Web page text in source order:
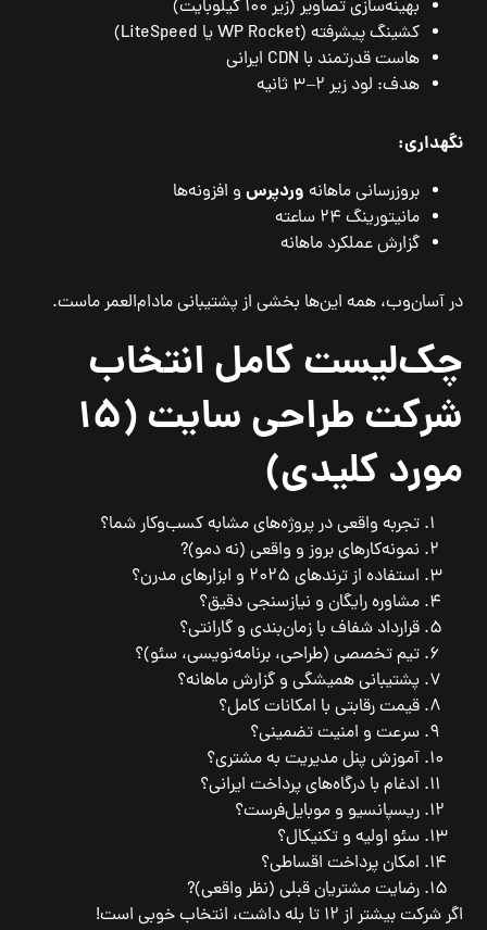
بهینه‌سازی تصاویر (زیر ۱۰۰ کیلوبایت)
کشینگ پیشرفته (WP Rocket یا LiteSpeed)
هاست قدرتمند با CDN ایرانی
هدف: لود زیر ۲–۳ ثانیه
نگهداری:
بروزرسانی ماهانه وردپرس و افزونه‌ها
مانیتورینگ ۲۴ ساعته
گزارش عملکرد ماهانه
در آسان‌وب، همه این‌ها بخشی از پشتیبانی مادام‌العمر ماست.
چک‌لیست کامل انتخاب
شرکت طراحی سایت (۱۵
مورد کلیدی)
تجربه واقعی در پروژه‌های مشابه کسب‌وکار شما؟
نمونه‌کارهای بروز و واقعی (نه دمو)?
استفاده از ترندهای ۲۰۲۵ و ابزارهای مدرن؟
مشاوره رایگان و نیازسنجی دقیق؟
قرارداد شفاف با زمان‌بندی و گارانتی؟
تیم تخصصی (طراحی، برنامه‌نویسی، سئو)؟
پشتیبانی همیشگی و گزارش ماهانه؟
قیمت رقابتی با امکانات کامل؟
سرعت و امنیت تضمینی؟
آموزش پنل مدیریت به مشتری؟
ادغام با درگاه‌های پرداخت ایرانی؟
ریسپانسیو و موبایل‌فرست؟
سئو اولیه و تکنیکال؟
امکان پرداخت اقساطی؟
رضایت مشتریان قبلی (نظر واقعی)?
اگر شرکت بیشتر از ۱۲ تا بله داشت، انتخاب خوبی است!